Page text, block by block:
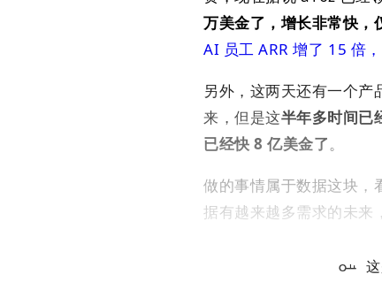
万美金了，增长非常快，
AI 员工 ARR 增了 15 倍
另外，这两天还有一个
来，但是这半年多时间已
已经快 8 亿美金了。
做的事情属于数据这块，
据有越来越多需求的未来